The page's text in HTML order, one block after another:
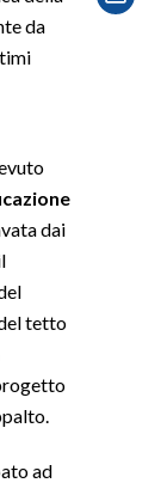
da
dai
tetto
ad